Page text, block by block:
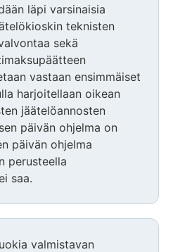
läpi varsinaisia
teknisten
sekä
vastaan ensimmäiset
harjoitellaan oikean
jäätelöannosten
päivän ohjelma on
päivän ohjelma
perusteella
saa.
valmistavan